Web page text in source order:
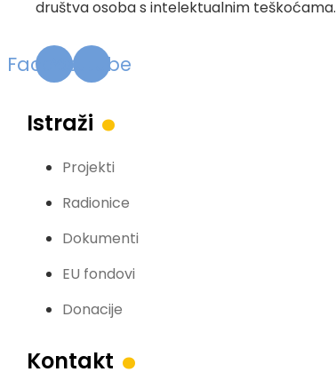
društva osoba s intelektualnim teškoćama.
FacebookYoutube
Istraži .
Projekti
Radionice
Dokumenti
EU fondovi
Donacije
Kontakt .